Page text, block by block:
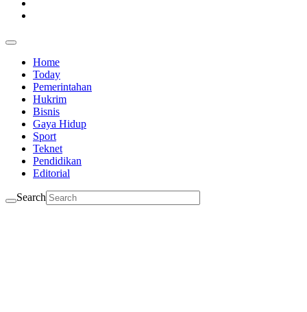
Home
Today
Pemerintahan
Hukrim
Bisnis
Gaya Hidup
Sport
Teknet
Pendidikan
Editorial
Search